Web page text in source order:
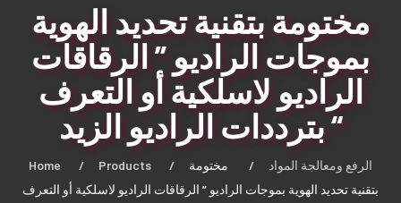
مختومة بتقنية تحديد الهوية
بموجات الراديو ” الرقاقات
الراديو لاسلكية أو التعرف
بترددات الراديو الزيد “
Home Products الرفع ومعالجة المواد
مختومة
بتقنية تحديد الهوية بموجات الراديو ” الرقاقات الراديو لاسلكية أو التعرف